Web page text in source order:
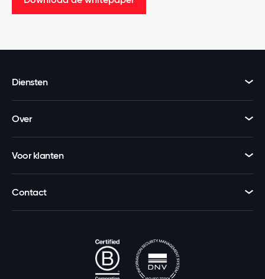
Diensten
Over
Voor klanten
Contact